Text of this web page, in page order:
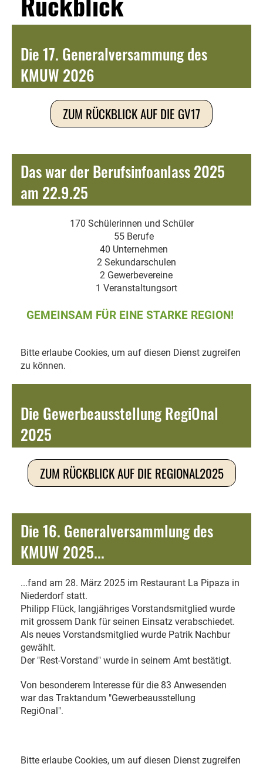
Die 17. Generalversammung des
KMUW 2026
ZUM RÜCKBLICK AUF DIE GV17
Das war der Berufsinfoanlass 2025
am 22.9.25
170 Schülerinnen und Schüler
55 Berufe
40 Unternehmen
2 Sekundarschulen
2 Gewerbevereine
1 Veranstaltungsort
GEMEINSAM FÜR EINE STARKE REGION!
Bitte erlaube Cookies, um auf diesen Dienst zugreifen
zu können.
Die Gewerbeausstellung RegiOnal
2025
ZUM RÜCKBLICK AUF DIE REGIONAL2025
Die 16. Generalversammlung des
KMUW 2025...
...fand am 28. März 2025 im Restaurant La Pipaza in
Niederdorf statt.
Philipp Flück, langjähriges Vorstandsmitglied wurde
mit grossem Dank für seinen Einsatz verabschiedet.
Als neues Vorstandsmitglied wurde Patrik Nachbur
gewählt.
Der "Rest-Vorstand" wurde in seinem Amt bestätigt.
Von besonderem Interesse für die 83 Anwesenden
war das Traktandum "Gewerbeausstellung
RegiOnal".
Bitte erlaube Cookies, um auf diesen Dienst zugreifen